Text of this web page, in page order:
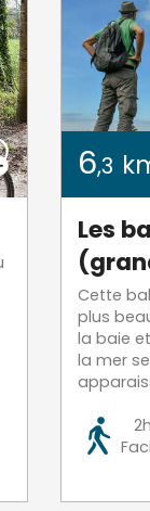
6,3
Les
Cette
plus
la baie
la mer
2h